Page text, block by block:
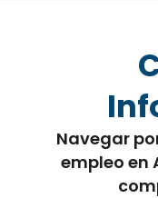
Navegar
empleo en